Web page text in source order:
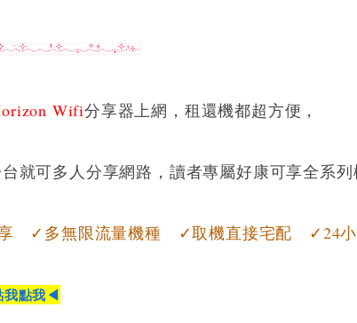
Wifi分享器上網，租還機都超方便，
就可多人分享網路，讀者專屬好康可享全系列
✓多無限流量機種 ✓取機直接宅配 ✓24小
我點我◀